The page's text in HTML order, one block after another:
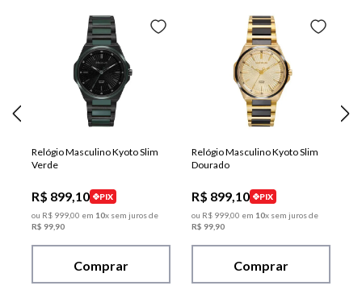
Relógio Masculino Kyoto Slim
Verde
R$ 899,10
PIX
ou R$ 99900 em 10x sem juros de
R$ 99 90
Comprar
Relógio Masculino Kyoto Slim
Dourado
R$ 899,10
PIX
ou R$ 99900 em 10x sem juros de
R$ 99 90
Comprar